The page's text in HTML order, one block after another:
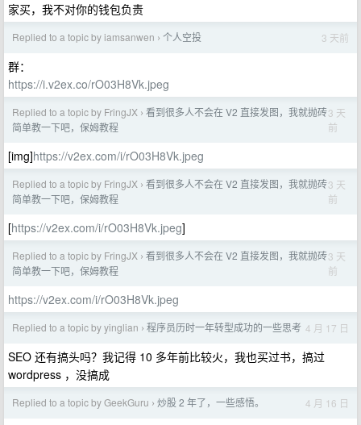
家买，我不对你的钱包负责
Replied to a topic by iamsanwen › 个人空投 3 天前
群：
https://i.v2ex.co/rO03H8Vk.jpeg
Replied to a topic by FringJX › 看到很多人不会在 V2 直接发图，我就抛砖
简单教一下吧，保姆教程
3 天
前
[img]https://v2ex.com/i/rO03H8Vk.jpeg
Replied to a topic by FringJX › 看到很多人不会在 V2 直接发图，我就抛砖
简单教一下吧，保姆教程
3 天
前
[https://v2ex.com/i/rO03H8Vk.jpeg]
Replied to a topic by FringJX › 看到很多人不会在 V2 直接发图，我就抛砖
简单教一下吧，保姆教程
3 天
前
https://v2ex.com/i/rO03H8Vk.jpeg
Replied to a topic by yinglian › 程序员历时一年转型成功的一些思考 4 月 17 日
SEO 还有搞头吗？我记得 10 多年前比较火，我也买过书，搞过
wordpress ，没搞成
Replied to a topic by GeekGuru › 炒股 2 年了，一些感悟。 4 月 16 日